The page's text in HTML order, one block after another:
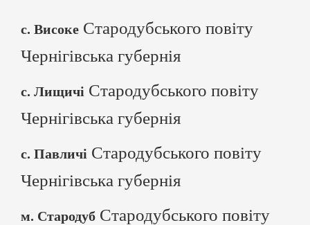
с. Високе Стародубського повіту
Чернігівська губернія
с. Лищичі Стародубського повіту
Чернігівська губернія
с. Павличі Стародубського повіту
Чернігівська губернія
м. Стародуб Стародубського повіту